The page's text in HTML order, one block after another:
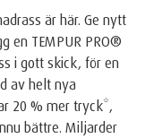
är här. Ge nytt
en TEMPUR PRO®
i gott skick, för en
av helt nya
20 % mer tryck*,
bättre. Miljarder